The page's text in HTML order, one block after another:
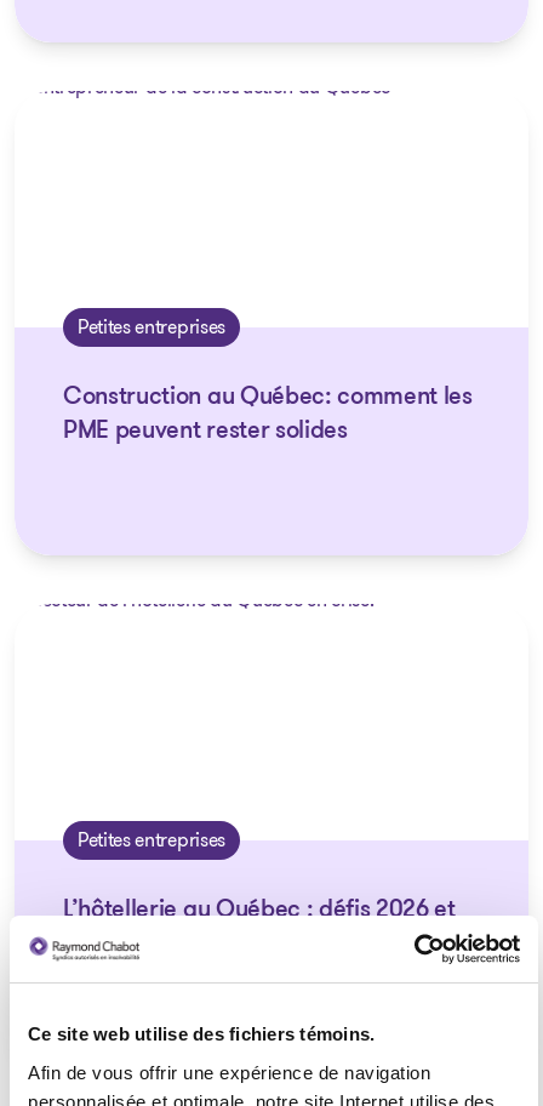
Ce site web utilise des fichiers témoins.
Afin de vous offrir une expérience de navigation
personnalisée et optimale, notre site Internet utilise des
Petites entreprises
Construction au Québec: comment les
PME peuvent rester solides
Petites entreprises
L’hôtellerie au Québec : défis 2026 et
solutions concrètes pour les PME